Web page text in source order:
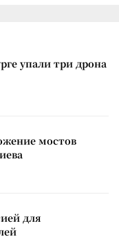
упали три дрона
мостов
для